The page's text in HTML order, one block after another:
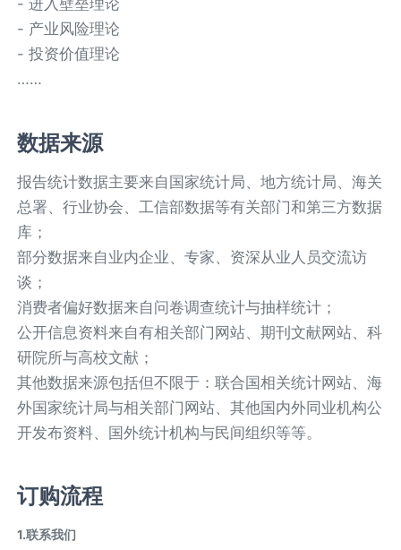
- 进入壁垒理论
- 产业风险理论
- 投资价值理论
……
数据来源
报告统计数据主要来自国家统计局、地方统计局、海关
总署、行业协会、工信部数据等有关部门和第三方数据
库；
部分数据来自业内企业、专家、资深从业人员交流访
谈；
消费者偏好数据来自问卷调查统计与抽样统计；
公开信息资料来自有相关部门网站、期刊文献网站、科
研院所与高校文献；
其他数据来源包括但不限于：联合国相关统计网站、海
外国家统计局与相关部门网站、其他国内外同业机构公
开发布资料、国外统计机构与民间组织等等。
订购流程
1.联系我们